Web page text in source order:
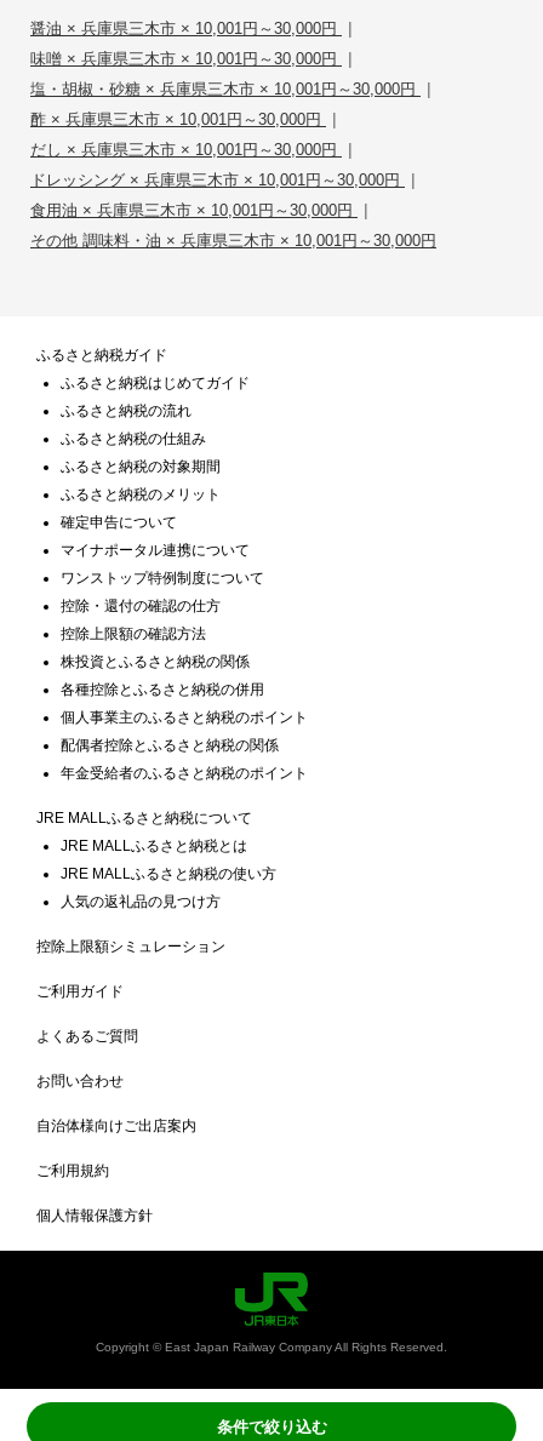
醤油 × 兵庫県三木市 × 10,001円～30,000円 |
味噌 × 兵庫県三木市 × 10,001円～30,000円 |
塩・胡椒・砂糖 × 兵庫県三木市 × 10,001円～30,000円 |
酢 × 兵庫県三木市 × 10,001円～30,000円 |
だし × 兵庫県三木市 × 10,001円～30,000円 |
ドレッシング × 兵庫県三木市 × 10,001円～30,000円 |
食用油 × 兵庫県三木市 × 10,001円～30,000円 |
その他 調味料・油 × 兵庫県三木市 × 10,001円～30,000円
条件で絞り込む
ふるさと納税ガイド
ふるさと納税はじめてガイド
ふるさと納税の流れ
ふるさと納税の仕組み
ふるさと納税の対象期間
ふるさと納税のメリット
確定申告について
マイナポータル連携について
ワンストップ特例制度について
控除・還付の確認の仕方
控除上限額の確認方法
株投資とふるさと納税の関係
各種控除とふるさと納税の併用
個人事業主のふるさと納税のポイント
配偶者控除とふるさと納税の関係
年金受給者のふるさと納税のポイント
JRE MALLふるさと納税について
JRE MALLふるさと納税とは
JRE MALLふるさと納税の使い方
人気の返礼品の見つけ方
控除上限額シミュレーション
ご利用ガイド
よくあるご質問
お問い合わせ
自治体様向けご出店案内
ご利用規約
個人情報保護方針
Copyright © East Japan Railway Company All Rights Reserved.